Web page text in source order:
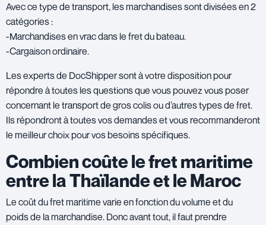
Avec ce type de transport, les marchandises sont divisées en 2
catégories :
-Marchandises en vrac dans le fret du bateau.
-Cargaison ordinaire.
Les experts de DocShipper sont à votre disposition pour
répondre à toutes les questions que vous pouvez vous poser
concernant le transport de gros colis ou d’autres types de fret.
Ils répondront à toutes vos demandes et vous recommanderont
le meilleur choix pour vos besoins spécifiques.
Combien coûte le fret maritime
entre la Thaïlande et le Maroc
Le coût du fret maritime varie en fonction du volume et du
poids de la marchandise. Donc avant tout, il faut prendre